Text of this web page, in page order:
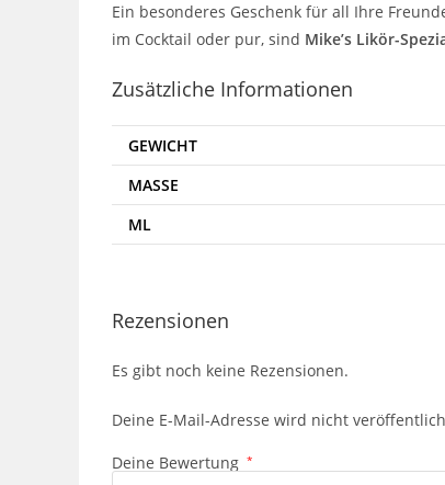
Ein besonderes Geschenk für all Ihre
im Cocktail oder pur, sind Mike’s Likör-
Zusätzliche Informationen
GEWICHT
MASSE
ML
Rezensionen
Es gibt noch keine Rezensionen.
Deine E-Mail-Adresse wird nicht
Deine Bewertung *